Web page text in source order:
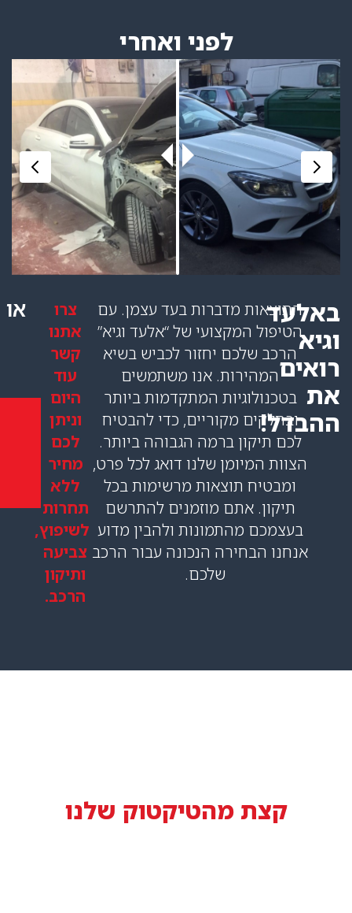
לפני ואחרי
מדברות בעד עצמן. עם
של “אלעד וגיא”
יחזור לכביש בשיא
אנו משתמשים
המתקדמות ביותר
מקוריים, כדי להבטיח
ברמה הגבוהה ביותר.
שלנו דואג לכל פרט,
תוצאות מרשימות בכל
אתם מוזמנים להתרשם
ולהבין מדוע
הנכונה עבור הרכב
צרו
אתנו
קשר
עוד
היום
וניתן
לכם
מחיר
ללא
תחרות
לשיפוץ,
צביעה
השירות
ללא
עלות-
התקשרו
עכשיו
או
שלחו
הודעה
ונחזור
אליכם
מהטיקטוק שלנו